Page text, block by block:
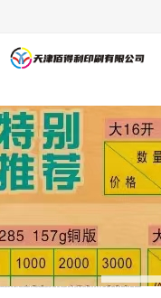
海报印刷
服务项目
经营范围
设备展示
新闻动态
关于我们